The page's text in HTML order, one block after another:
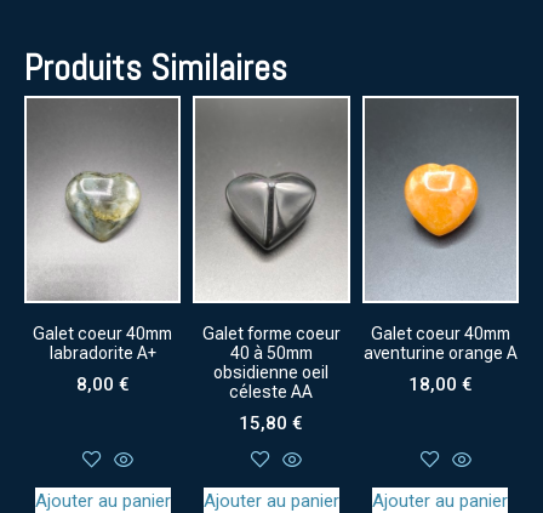
Produits Similaires
Galet coeur 40mm
labradorite A+
8,00 €
Ajouter au panier
Galet forme coeur
40 à 50mm
obsidienne oeil
céleste AA
15,80€
Ajouter au panier
Galet coeur 40mm
aventurine orange A
18,00 €
Ajouter au panier